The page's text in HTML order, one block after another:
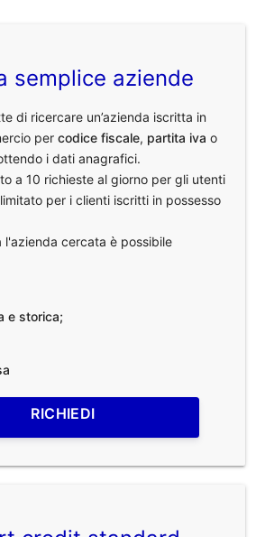
semplice aziende
di ricercare un’azienda iscritta in
percodice fiscale, partita iva o
i dati anagrafici.
a 10 richieste al giorno per gli utenti
per i clienti iscritti in possesso
l'azienda cercata è possibile
e storica;
RICHIEDI